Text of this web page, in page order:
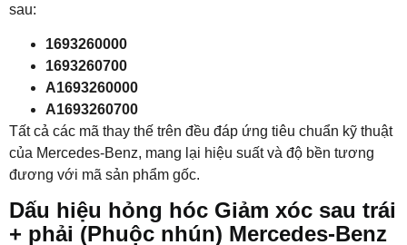
sau:
1693260000
1693260700
A1693260000
A1693260700
Tất cả các mã thay thế trên đều đáp ứng tiêu chuẩn kỹ thuật
của Mercedes-Benz, mang lại hiệu suất và độ bền tương
đương với mã sản phẩm gốc.
Dấu hiệu hỏng hóc Giảm xóc sau trái
+ phải (Phuộc nhún) Mercedes-Benz